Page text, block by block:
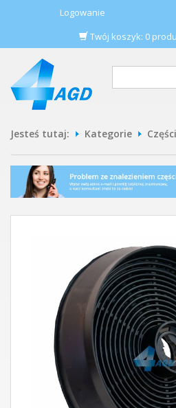
Logowanie
Twój koszyk: 0
Jesteś tutaj: Kategorie